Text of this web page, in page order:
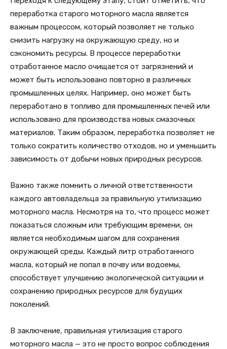
переработка старого моторного масла является
важным процессом, который позволяет не только
снизить нагрузку на окружающую среду, но и
сэкономить ресурсы. В процессе переработки
отработанное масло очищается от загрязнений и
может быть использовано повторно в различных
промышленных целях. Например, оно может быть
переработано в топливо для промышленных печей или
использовано для производства новых смазочных
материалов. Таким образом, переработка позволяет не
только сократить количество отходов, но и уменьшить
зависимость от добычи новых природных ресурсов.
Важно также помнить о личной ответственности
каждого автовладельца за правильную утилизацию
моторного масла. Несмотря на то, что процесс может
показаться сложным или требующим времени, он
является необходимым шагом для сохранения
окружающей среды. Каждый литр отработанного
масла, который не попал в почву или водоемы,
способствует улучшению экологической ситуации и
сохранению природных ресурсов для будущих
поколений.
В заключение, правильная утилизация старого
моторного масла — это не просто вопрос соблюдения